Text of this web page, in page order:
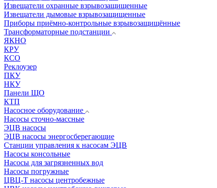
Извещатели охранные взрывозащищенные
Извещатели дымовые взрывозащищенные
Приборы приёмно-контрольные взрывозащищённые
Трансформаторные подстанции
ЯКНО
КРУ
КСО
Реклоузер
ПКУ
НКУ
Панели ЩО
КТП
Насосное оборудование
Насосы сточно-массные
ЭЦВ насосы
ЭЦВ насосы энергосберегающие
Станции управления к насосам ЭЦВ
Насосы консольные
Насосы для загрязненных вод
Насосы погружные
ЦВЦ-Т насосы центробежные